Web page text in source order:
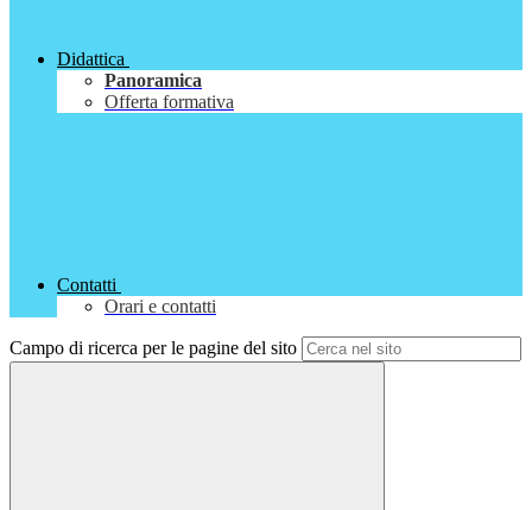
Didattica
Panoramica
Offerta formativa
Contatti
Orari e contatti
Campo di ricerca per le pagine del sito